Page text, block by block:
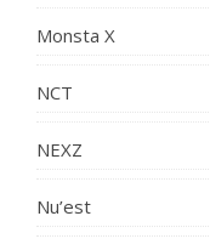
Monsta X
NCT
NEXZ
Nu’est